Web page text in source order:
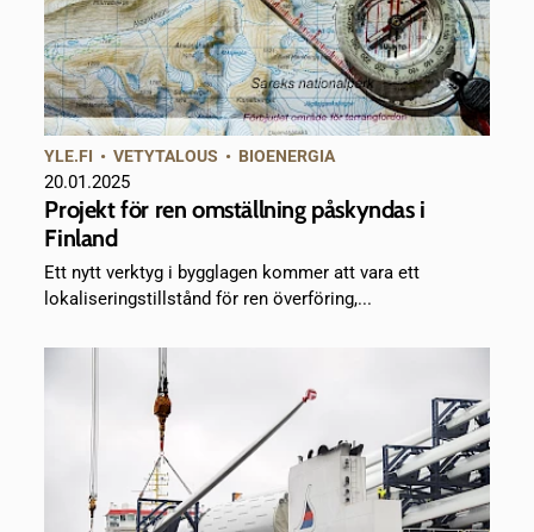
YLE.FI •VETYTALOUS • BIOENERGIA
20.01.2025
Projekt för ren omställning påskyndas i
Finland
Ett nytt verktyg i bygglagen kommer att vara ett
lokaliseringstillstånd för ren överföring,...